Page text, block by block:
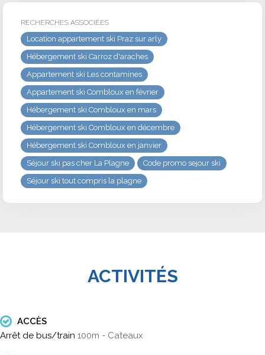
RECHERCHES ASSOCIÉES
Location appartement ski Praz sur arly
Hébergement ski Carroz d'araches
Appartement ski Les contamines
Appartement ski Combloux en février
Hébergement ski Combloux en mars
Hébergement ski Combloux en décembre
Hébergement ski Combloux en janvier
Séjour ski pas cher La Plagne
Code promo sejour ski
Séjour ski tout compris la plagne
ACTIVITÉS
ACCÈS
Arrêt de bus/train 100m - Cateaux